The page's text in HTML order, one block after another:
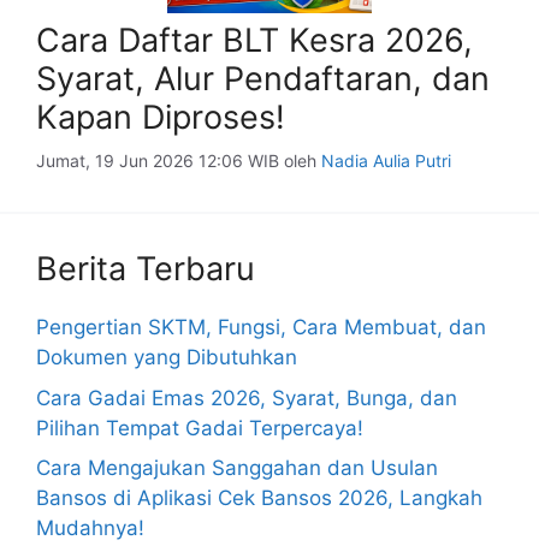
Cara Daftar BLT Kesra 2026,
Syarat, Alur Pendaftaran, dan
Kapan Diproses!
Jumat, 19 Jun 2026 12:06 WIB oleh Nadia Aulia Putri
Berita Terbaru
Pengertian SKTM, Fungsi, Cara Membuat, dan
Dokumen yang Dibutuhkan
Cara Gadai Emas 2026, Syarat, Bunga, dan
Pilihan Tempat Gadai Terpercaya!
Cara Mengajukan Sanggahan dan Usulan
Bansos di Aplikasi Cek Bansos 2026, Langkah
Mudahnya!